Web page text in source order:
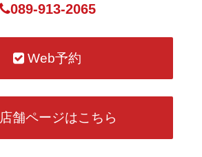
089-913-2065
Web予約
店舗ページはこちら